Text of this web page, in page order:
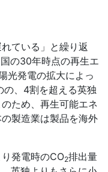
ている」と繰り返
の30年時点の再生エ
光発電の拡大によっ
、4割を超える英独
ため、再生可能エネ
製造業は製品を海外
発電時のCO2排出量